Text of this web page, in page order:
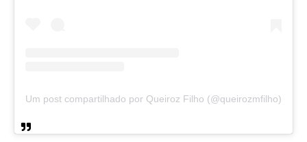
Um post compartilhado por Queiroz Filho (@queirozmfilho)